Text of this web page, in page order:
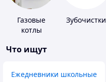
Газовые
котлы
Зубочистки
Что ищут
Ежедневники школьные